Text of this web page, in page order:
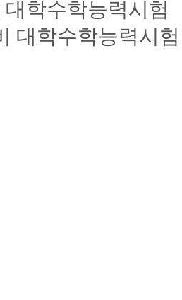
대학수학능력시험
대학수학능력시험